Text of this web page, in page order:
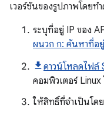
เวอร์ชันของรูปภาพโดยท
ระบุที่อยู่ IP ของ
ผนวก ก: ค้นหาที่อ
ดาวน์โหลดไฟล์
คอมพิวเตอร์
ให้สิทธิ์ที่จำเป็นโด